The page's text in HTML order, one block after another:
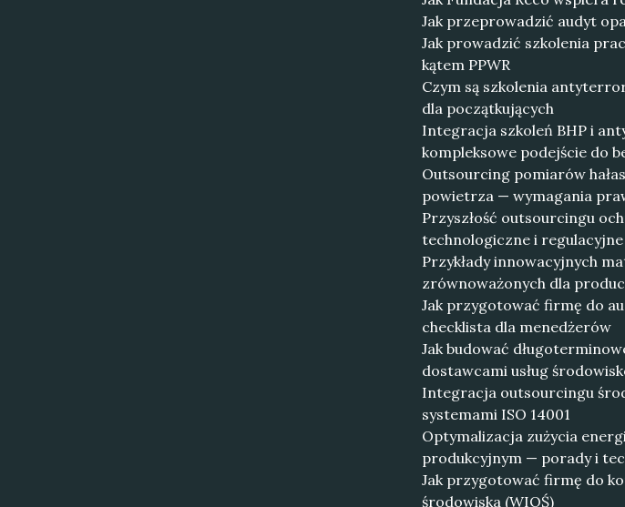
Jak przeprowadzić audyt
Jak prowadzić szkolenia
kątem PPWR
Czym są szkolenia
dla początkujących
Integracja szkoleń BHP i
kompleksowe podejście do
Outsourcing pomiarów
powietrza — wymagania
Przyszłość outsourcingu
technologiczne i regulacyjne
Przykłady innowacyjnych
zrównoważonych dla
Jak przygotować firmę do
checklista dla menedżerów
Jak budować
dostawcami usług
Integracja outsourcingu
systemami ISO 14001
Optymalizacja zużycia
produkcyjnym — porady i
Jak przygotować firmę do
środowiska (WIOŚ)